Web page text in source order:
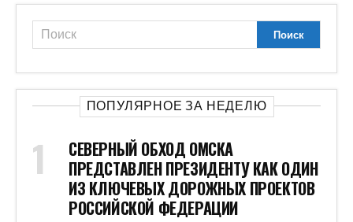
ПОПУЛЯРНОЕ ЗА НЕДЕЛЮ
СЕВЕРНЫЙ ОБХОД ОМСКА
ПРЕДСТАВЛЕН ПРЕЗИДЕНТУ КАК ОДИН
ИЗ КЛЮЧЕВЫХ ДОРОЖНЫХ ПРОЕКТОВ
РОССИЙСКОЙ ФЕДЕРАЦИИ